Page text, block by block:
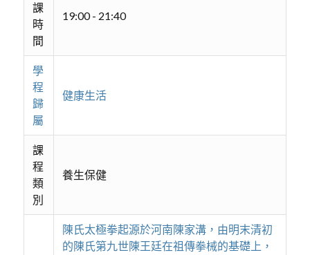
課
時
間
19:00 - 21:40
學
程
歸
屬
健康生活
課
程
類
別
養生保健
陳氏太極拳起源於河南陳家溝，由明末清初
的陳氏第九世陳王廷在祖傳拳械的基礎上，